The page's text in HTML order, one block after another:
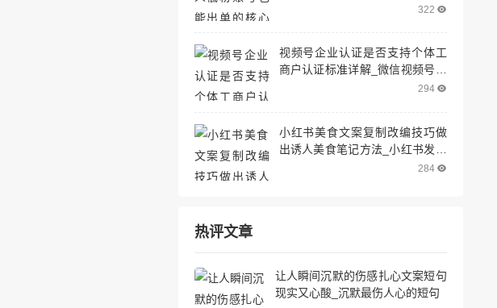
322
视频号企业认证是否支持个体工
商户认证标准详解_微信视频号企
294
小红书美食文案复制改编技巧做
出诱人美食笔记方法_小红书发美
284
热评文章
让人瞬间沉默的伤感扎心文案短句
现实又心酸_沉默最伤人心的短句